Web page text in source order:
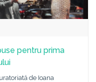
pentru prima
de Ioana